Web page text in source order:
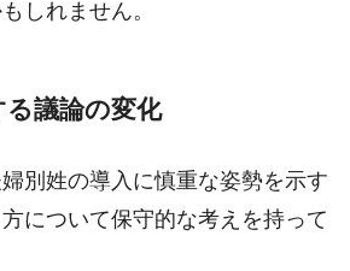
しれません。
議論の変化
別姓の導入に慎重な姿勢を示す
について保守的な考えを持って